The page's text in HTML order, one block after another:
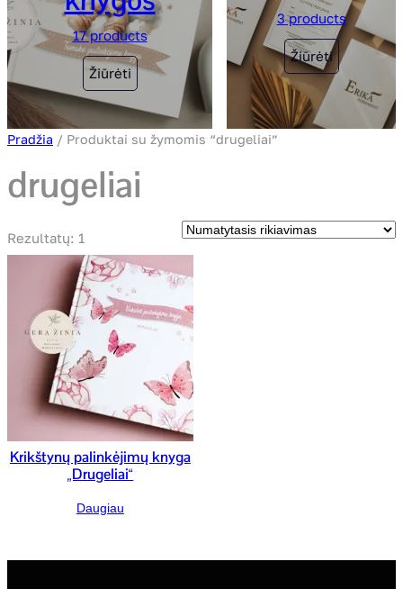
17 products
Žiūrėti
3 products
Žiūrėti
Pradžia / Produktai su žymomis “drugeliai”
drugeliai
Rezultatų: 1
Krikštynų palinkėjimų knyga
„Drugeliai“
Daugiau